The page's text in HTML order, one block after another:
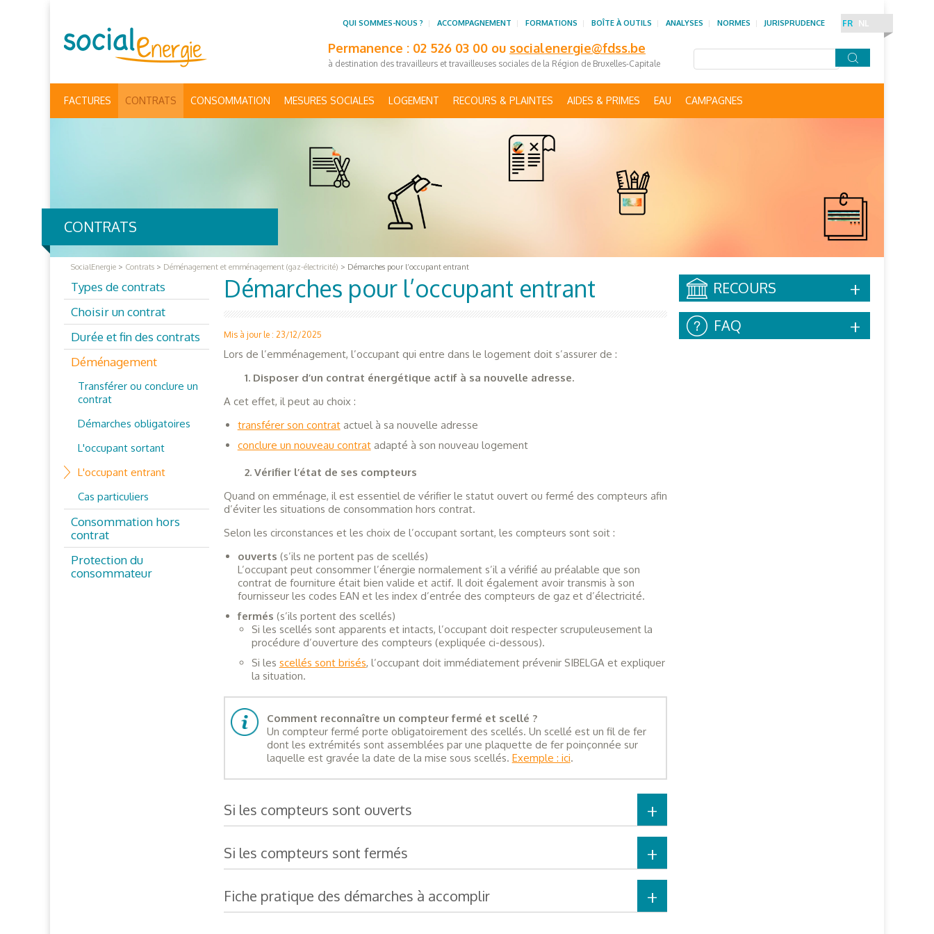
Permanence : 02 526 03 00 ou socialenergie@fdss.be
à destination des travailleurs et travailleuses sociales de la Région de Bruxelles-Capitale
QUI SOMMES-NOUS ? ACCOMPAGNEMENT FORMATIONS BOÎTE À OUTILS ANALYSES NORMES JURISPRUDENCE FR NL
FACTURES CONTRATS CONSOMMATION MESURES SOCIALES LOGEMENT RECOURS & PLAINTES AIDES & PRIMES EAU CAMPAGNES
SocialEnergie > Contrats > Déménagement et emménagement (gaz-électricité) > Démarches pour l’occupant entrant
CONTRATS
Types de contrats
Choisir un contrat
Durée et fin des contrats
Déménagement
Transférer ou conclure un
contrat
Démarches obligatoires
L'occupant sortant
L'occupant entrant
Cas particuliers
Consommation hors
contrat
Protection du
consommateur
Démarches pour l’occupant entrant
Mis à jour le : 23/12/2025
Lors de l’emménagement, l’occupant qui entre dans le logement doit s’assurer de :
1. Disposer d’un contrat énergétique actif à sa nouvelle adresse.
A cet effet, il peut au choix :
transférer son contratactuel à sa nouvelle adresse
conclure un nouveau contratadapté à son nouveau logement
2. Vérifierl’état de ses compteurs
Quand on emménage, il est essentiel de vérifier le statut ouvert ou fermé des compteurs afin
d’éviter les situations de consommation hors contrat.
Selon les circonstances et les choix de l’occupant sortant, les compteurs sont soit :
ouverts (s’ils ne portent pas de scellés)
L’occupant peut consommer l’énergie normalement s’il a vérifié au préalable que son
contrat de fourniture était bien valide et actif. Il doit également avoir transmis à son
fournisseur les codes EAN et les index d’entrée des compteurs de gaz et d’électricité.
fermés (s’ils portent des scellés)
Si les scellés sont apparents et intacts, l’occupant doit respecter scrupuleusement la
procédure d’ouverture des compteurs (expliquée ci-dessous).
Si les scellés sont brisés, l’occupant doit immédiatement prévenir SIBELGA et expliquer
la situation.
Comment reconnaître un compteur fermé et scellé ?
Un compteur fermé porte obligatoirement des scellés. Un scellé est un fil de fer
dont les extrémités sont assemblées par une plaquette de fer poinçonnée sur
laquelle est gravée la date de la mise sous scellés. Exemple : ici.
Si les compteurs sont ouverts
Si les compteurs sont fermés
Fiche pratique des démarches à accomplir
RECOURS
FAQ